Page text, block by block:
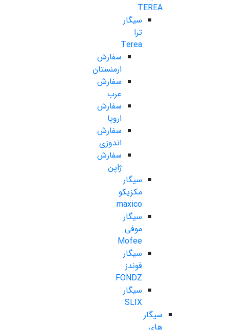
TEREA
سیگار
ترا
Terea
سفارش
ارمنستان
سفارش
عرب
سفارش
اروپا
سفارش
اندوزی
سفارش
ژاپن
سیگار
مکزیکو
maxico
سیگار
موفی
Mofee
سیگار
فوندز
FONDZ
سیگار
SLIX
سیگار
های